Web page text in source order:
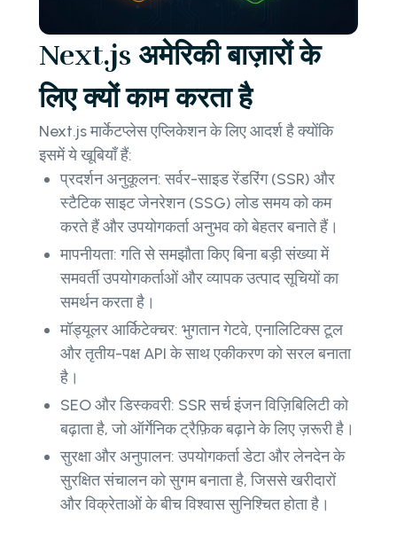
Next.js अमेरिकी बाज़ारों के
लिए क्यों काम करता है
Next.js मार्केटप्लेस एप्लिकेशन के लिए आदर्श है क्योंकि
इसमें ये खूबियाँ हैं:
प्रदर्शन अनुकूलन: सर्वर-साइड रेंडरिंग (SSR) और
स्टैटिक साइट जेनरेशन (SSG) लोड समय को कम
करते हैं और उपयोगकर्ता अनुभव को बेहतर बनाते हैं।
मापनीयता: गति से समझौता किए बिना बड़ी संख्या में
समवर्ती उपयोगकर्ताओं और व्यापक उत्पाद सूचियों का
समर्थन करता है।
मॉड्यूलर आर्किटेक्चर: भुगतान गेटवे, एनालिटिक्स टूल
और तृतीय-पक्ष API के साथ एकीकरण को सरल बनाता
है।
SEO और डिस्कवरी: SSR सर्च इंजन विज़िबिलिटी को
बढ़ाता है, जो ऑर्गेनिक ट्रैफ़िक बढ़ाने के लिए ज़रूरी है।
सुरक्षा और अनुपालन: उपयोगकर्ता डेटा और लेनदेन के
सुरक्षित संचालन को सुगम बनाता है, जिससे खरीदारों
और विक्रेताओं के बीच विश्वास सुनिश्चित होता है।